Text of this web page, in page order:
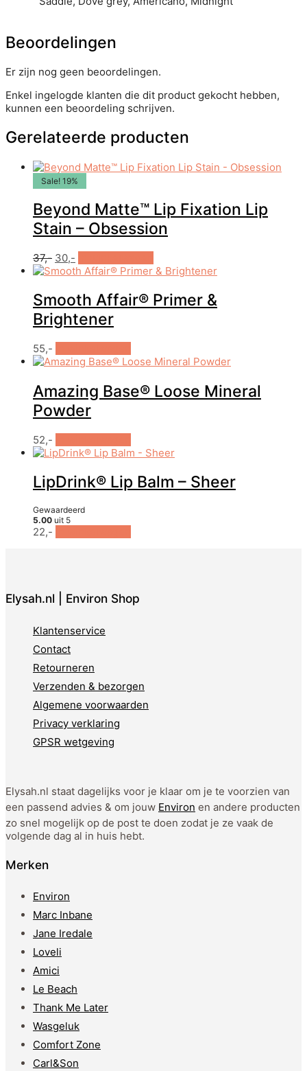
Beoordelingen
Er zijn nog geen beoordelingen.
Enkel ingelogde klanten die dit product gekocht hebben,
kunnen een beoordeling schrijven.
Gerelateerde producten
Sale! 19%
Beyond Matte™ Lip Fixation Lip
Stain – Obsession
37,- Oorspronkelijke
prijs
€37,-.
30,-
prijs
€30,-.
Smooth Affair® Primer &
Brightener
55,-
Amazing Base® Loose Mineral
Powder
52,-
product
meerdere
variaties.
productpagina
LipDrink® Lip Balm – Sheer
Gewaardeerd
5.00 uit 5
22,-
Elysah.nl | Environ Shop
Klantenservice
Contact
Retourneren
Verzenden & bezorgen
Algemene voorwaarden
Privacy verklaring
GPSR wetgeving
Elysah.nl staat dagelijks voor je klaar om je te voorzien van
een passend advies & om jouw Environ en andere producten
zo snel mogelijk op de post te doen zodat je ze vaak de
volgende dag al in huis hebt.
Merken
Environ
Marc Inbane
Jane Iredale
Loveli
Amici
Le Beach
Thank Me Later
Wasgeluk
Comfort Zone
Carl&Son